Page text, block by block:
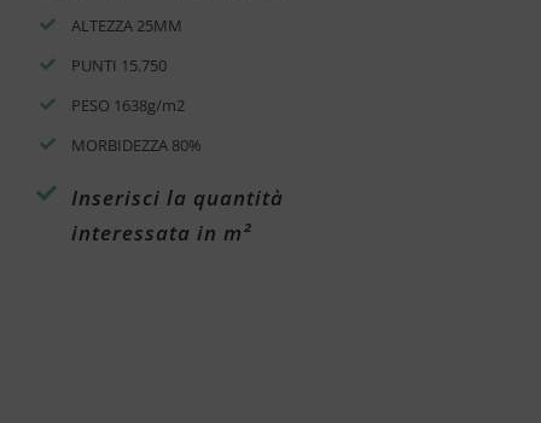
ALTEZZA 25MM
PUNTI 15.750
PESO 1638g/m2
MORBIDEZZA 80%
Inserisci la quantità
interessata in m²